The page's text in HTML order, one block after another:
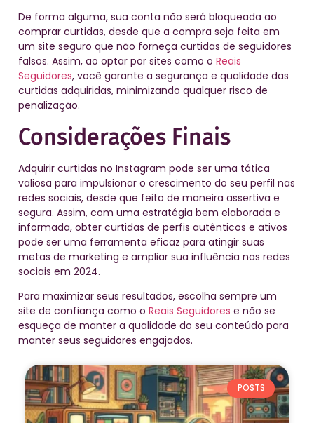
De forma alguma, sua conta não será bloqueada ao
comprar curtidas, desde que a compra seja feita em
um site seguro que não forneça curtidas de seguidores
falsos. Assim, ao optar por sites como o Reais
Seguidores, você garante a segurança e qualidade das
curtidas adquiridas, minimizando qualquer risco de
penalização.
Considerações Finais
Adquirir curtidas no Instagram pode ser uma tática
valiosa para impulsionar o crescimento do seu perfil nas
redes sociais, desde que feito de maneira assertiva e
segura. Assim, com uma estratégia bem elaborada e
informada, obter curtidas de perfis autênticos e ativos
pode ser uma ferramenta eficaz para atingir suas
metas de marketing e ampliar sua influência nas redes
sociais em 2024.
Para maximizar seus resultados, escolha sempre um
site de confiança como o Reais Seguidores e não se
esqueça de manter a qualidade do seu conteúdo para
manter seus seguidores engajados.
POSTS